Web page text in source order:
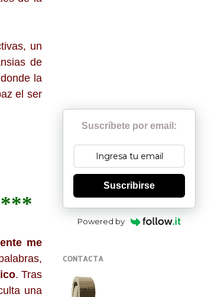
un
de
la
el ser
me
. Tras
una
Suscríbete por email:
Suscribirse
Powered by
CONTACTA